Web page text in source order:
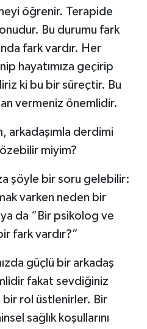
öğrenir. Terapide
Bu durumu fark
fark vardır. Her
hayatımıza geçirip
ki bu bir süreçtir. Bu
vermeniz önemlidir.
arkadaşımla derdimi
miyim?
şöyle bir soru gelebilir:
varken neden bir
da “Bir psikolog ve
fark vardır?”
güçlü bir arkadaş
fakat sevdiğiniz
bir rol üstlenirler. Bir
sağlık koşullarını